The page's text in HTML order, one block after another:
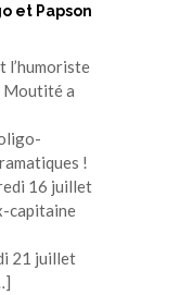
et Papson
l’humoriste
Moutité a
!
16 juillet
capitaine
21 juillet